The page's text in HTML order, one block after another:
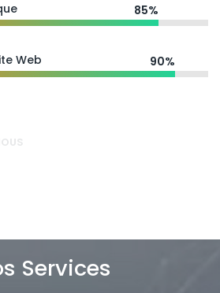
85%
Web 90%
Services